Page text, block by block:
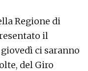
Regione di
il
ci saranno
del Giro